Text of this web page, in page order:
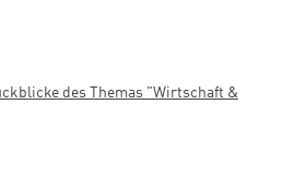
des Themas "Wirtschaft &